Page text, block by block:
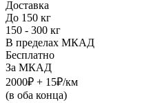
Доставка
До 150 кг
150 - 300 кг
В пределах МКАД
Бесплатно
За МКАД
2000₽ + 15₽/км
(в оба конца)